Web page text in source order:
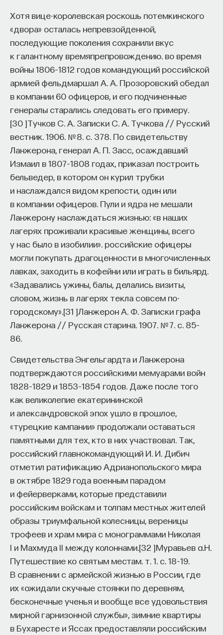
Хотя вице-королевская роскошь потемкинского
«двора» осталась непревзойденной,
последующие поколения сохранили вкус
к галантному времяпрепровождению. во время
войны 1806–1812 годов командующий российской
армией фельдмаршал А. А. Прозоровский обедал
в компании 60 офицеров, и его подчиненные
генералы старались следовать его примеру.
[30]Тучков С. А. Записки С. А. Тучкова // Русский
вестник. 1906. № 8. с. 378. По свидетельству
Ланжерона, генерал А. П. Засс, осаждавший
Измаил в 1807–1808 годах, приказал построить
бельведер, в котором он курил трубки
и наслаждался видом крепости, один или
в компании офицеров. Пули и ядра не мешали
Ланжерону наслаждаться жизнью: «в наших
лагерях проживали красивые женщины, всего
у нас было в изобилии». российские офицеры
могли покупать драгоценности в многочисленных
лавках, заходить в кофейни или играть в бильярд.
«Задавались ужины, балы, делались визиты,
словом, жизнь в лагерях текла совсем по-
городскому». [31 ]Ланжерон А. Ф. Записки графа
Ланжерона // Русская старина. 1907. № 7. с. 85–
86.
Свидетельства Энгельгардта и Ланжерона
подтверждаются российскими мемуарами войн
1828–1829 и 1853–1854 годов. Даже после того
как великолепие екатерининской
и александровской эпох ушло в прошлое,
«турецкие кампании» продолжали оставаться
памятными для тех, кто в них участвовал. Так,
российский главнокомандующий И. И. Дибич
отметил ратификацию Адрианопольского мира
в октябре 1829 года военным парадом
и фейерверками, которые представили
российским войскам и толпам местных жителей
образы триумфальной колесницы, вереницы
трофеев и храм мира с монограммами Николая
I и Махмуда II между колоннами.[32 ]Муравьев a.Н.
Путешествие ко святым местам. т. 1. с. 18–19.
В сравнении с армейской жизнью в России, где
их «ожидали скучные стоянки по деревням,
бесконечные ученья и вообще все удовольствия
мирной гарнизонной службы», зимние квартиры
в Бухаресте и Яссах предоставляли российским